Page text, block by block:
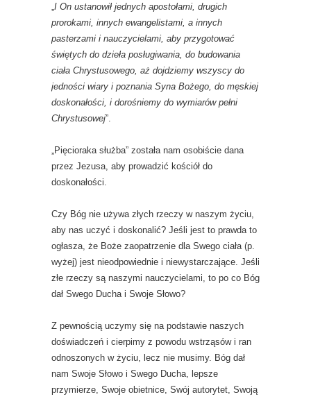
I On ustanowił jednych apostołami, drugich
prorokami, innych ewangelistami, a innych
pasterzami i nauczycielami, aby przygotować
świętych do dzieła posługiwania, do budowania
ciała Chrystusowego, aż dojdziemy wszyscy do
jedności wiary i poznania Syna Bożego, do męskiej
doskonałości, i dorośniemy do wymiarów pełni
Chrystusowej”.
„Pięcioraka służba” została nam osobiście dana
przez Jezusa, aby prowadzić kościół do
doskonałości.
Czy Bóg nie używa złych rzeczy w naszym życiu,
aby nas uczyć i doskonalić? Jeśli jest to prawda to
ogłasza, że Boże zaopatrzenie dla Swego ciała (p.
wyżej) jest nieodpowiednie i niewystarczające. Jeśli
złe rzeczy są naszymi nauczycielami, to po co Bóg
dał Swego Ducha i Swoje Słowo?
Z pewnością uczymy się na podstawie naszych
doświadczeń i cierpimy z powodu wstrząsów i ran
odnoszonych w życiu, lecz nie musimy. Bóg dał
nam Swoje Słowo i Swego Ducha, lepsze
przymierze, Swoje obietnice, Swój autorytet, Swoją